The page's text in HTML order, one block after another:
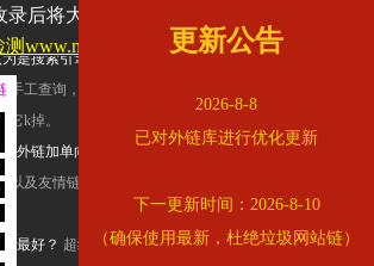
是搜索引擎优化作弊吗？ 超级外链只是一个简便而集成
手工查询，不是作弊。如果是作弊，那您可以使用超级外
k掉。
外链加单向链接可行吗？
以及友情链接，您可以到站长论坛发布外链，到友情链接
最好？ 超级外链不同于普通的外链，它是动态的链接，
录后将大幅提升流量和外链，
测www.mogu.com是否收录更新公告
2026-8-8
已对外链库进行优化更新
下一更新时间：2026-8-10
（确保使用最新，杜绝垃圾网站链）